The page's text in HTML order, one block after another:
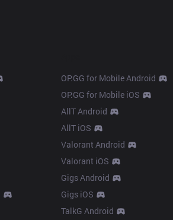
OP.GG for Mobile Android
OP.GG for Mobile iOS
AllT Android
AllT iOS
Valorant Android
Valorant iOS
Gigs Android
Gigs iOS
TalkG Android